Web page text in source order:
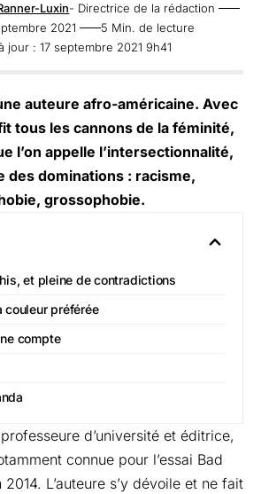
jour : 17 septembre 2021 9h41
Luxin- Directrice de la rédaction
2021
5 Min. de lecture
auteure afro-américaine. Avec
tous les cannons de la féminité,
l’on appelle l’intersectionnalité,
des dominations : racisme,
grossophobie.
et pleine de contradictions
couleur préférée
compte
d’université et éditrice,
connue pour l’essai Bad
L’auteure s’y dévoile et ne fait